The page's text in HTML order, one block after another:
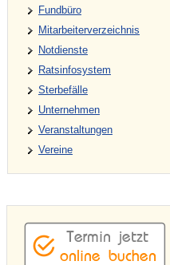
Fundbüro
Mitarbeiterverzeichnis
Notdienste
Ratsinfosystem
Sterbefälle
Unternehmen
Veranstaltungen
Vereine